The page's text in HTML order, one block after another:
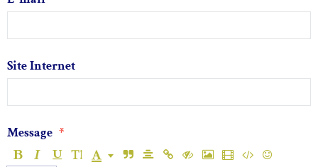
Site Internet
Message